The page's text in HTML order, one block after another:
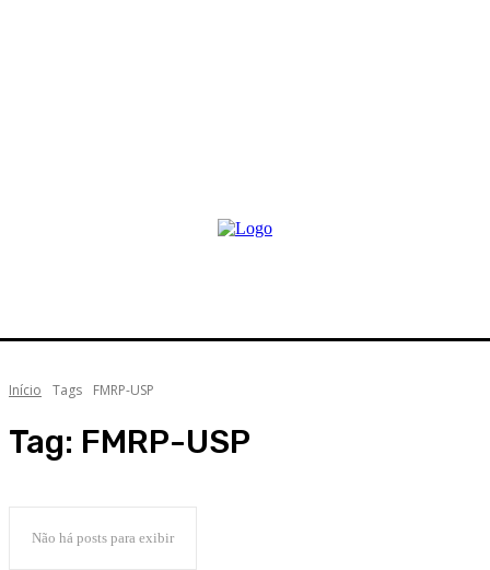
Início Tags FMRP-USP
Tag: FMRP-USP
Não há posts para exibir